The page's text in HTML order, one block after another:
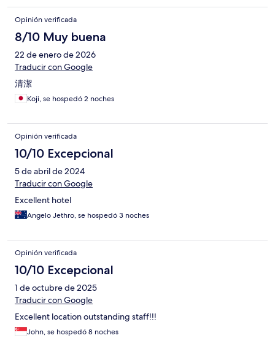
Opinión verificada
8/10 Muy buena
22 de enero de 2026
Traducir con Google
清潔
Koji, se hospedó 2 noches
Opinión verificada
10/10 Excepcional
5 de abril de 2024
Traducir con Google
Excellent hotel
Angelo Jethro, se hospedó 3 noches
Opinión verificada
10/10 Excepcional
1 de octubre de 2025
Traducir con Google
Excellent location outstanding staff!!!
John, se hospedó 8 noches